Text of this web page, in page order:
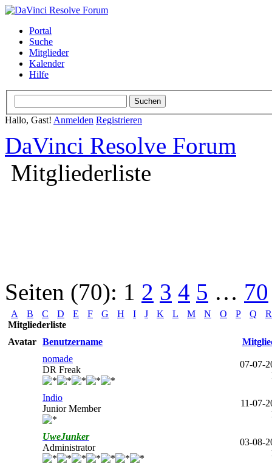
Portal
Suche
Mitglieder
Kalender
Hilfe
Hallo, Gast! Anmelden Registrieren
DaVinci Resolve Forum
Mitgliederliste
Seiten (70): 1 2 3 4 5 … 70
A B C D E F G H I J K L M N O P Q
R
Mitgliederliste
Avatar Benutzername
nomade
DR Freak
07-07-
Indio
Junior Member
11-07-
UweJunker
Administrator
03-08-